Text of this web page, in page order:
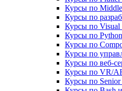
Курсы по Middle
Курсы по
Курсы по Visual
Курсы по
Курсы по
Курсы по
Курсы по
Курсы по VR/
Курсы по Senior